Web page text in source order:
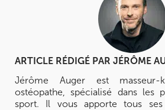
ARTICLE RÉDIGÉ PAR JÉRÔME
Jérôme Auger est masseur-
ostéopathe, spécialisé dans les
sport. Il vous apporte tous
Prenez RDV sur
Prenez RDV sur
KOSS PARIS 8
74 Bd Haussmann 75008
74 Bd Haussmann 75008
01 44 71 93 74